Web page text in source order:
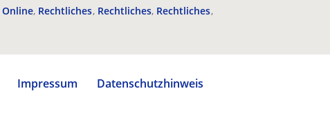
Online Rechtliches Rechtliches Rechtliches
Impressum
Datenschutzhinweis